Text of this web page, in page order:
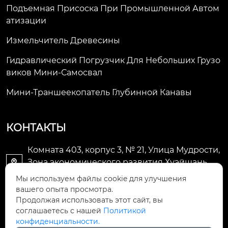
Подъемная Присоска При Промышленной Автом
Атизации
Измельчитель Древесины
Гидравлический Погрузчик Для Небольших Грузо
Виков Мини-Самосвал
Мини-Траншеекопатель Глубинной Канавы
КОНТАКТЫ

Комната 403, корпус 3, № 21, Улица Мудрости,
Зона экономического развития Хуэйшань,
 li@futaogroup.com

Мы используем файлы cookie для улучшения
вашего опыта просмотра.
Продолжая использовать этот сайт, вы
соглашаетесь с нашей Политикой
конфиденциальности.